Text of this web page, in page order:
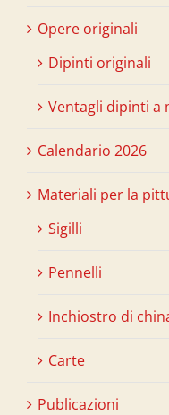
Opere originali
Dipinti originali
Ventagli dipinti a
Calendario 2026
Materiali per la
Sigilli
Pennelli
Inchiostro di
Carte
Publicazioni